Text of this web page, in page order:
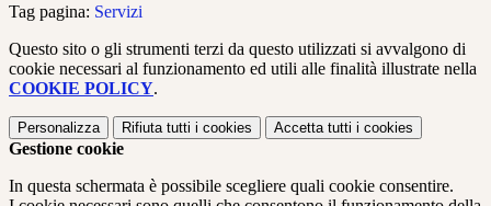
Tag pagina: Servizi
Questo sito o gli strumenti terzi da questo utilizzati si avvalgono di
cookie necessari al funzionamento ed utili alle finalità illustrate nella
COOKIE POLICY.
Personalizza Rifiuta tutti i cookies Accetta tutti i cookies
Gestione cookie
In questa schermata è possibile scegliere quali cookie consentire.